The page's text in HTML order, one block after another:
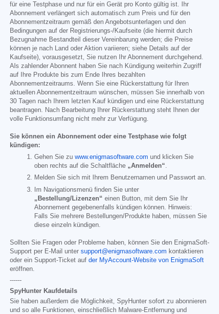
für eine Testphase und nur für ein Gerät pro Konto gültig ist. Ihr
Abonnement verlängert sich automatisch zum Preis und für den
Abonnementzeitraum gemäß den Angebotsunterlagen und den
Bedingungen auf der Registrierungs-/Kaufseite (die hiermit durch
Bezugnahme Bestandteil dieser Vereinbarung werden; die Preise
können je nach Land oder Aktion variieren; siehe Details auf der
Kaufseite), vorausgesetzt, Sie nutzen Ihr Abonnement durchgehend.
Als zahlender Abonnent haben Sie nach Kündigung weiterhin Zugriff
auf Ihre Produkte bis zum Ende Ihres bezahlten
Abonnementzeitraums. Wenn Sie eine Rückerstattung für Ihren
aktuellen Abonnementzeitraum wünschen, müssen Sie innerhalb von
30 Tagen nach Ihrem letzten Kauf kündigen und eine Rückerstattung
beantragen. Nach Bearbeitung Ihrer Rückerstattung steht Ihnen der
volle Funktionsumfang nicht mehr zur Verfügung.
Sie können ein Abonnement oder eine Testphase wie folgt
kündigen:
Gehen Sie zu www.enigmasoftware.com und klicken Sie
oben rechts auf die Schaltfläche „Anmelden“.
Melden Sie sich mit Ihrem Benutzernamen und Passwort an.
Im Navigationsmenü finden Sie unter
„Bestellung/Lizenzen“ einen Button, mit dem Sie Ihr
Abonnement gegebenenfalls kündigen können. Hinweis:
Falls Sie mehrere Bestellungen/Produkte haben, müssen Sie
diese einzeln kündigen.
Sollten Sie Fragen oder Probleme haben, können Sie den EnigmaSoft-
Support per E-Mail unter support@enigmasoftware.com kontaktieren
oder ein Support-Ticket auf der MyAccount-Website von EnigmaSoft
eröffnen.
------
SpyHunter Kaufdetails
Sie haben außerdem die Möglichkeit, SpyHunter sofort zu abonnieren
und so alle Funktionen, einschließlich Malware-Entfernung und